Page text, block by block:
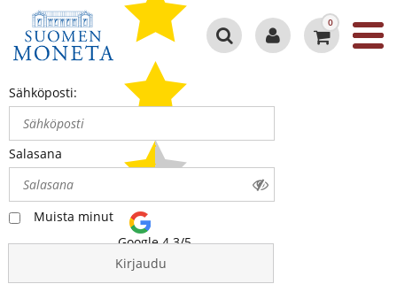
Google 4.3/5
0
Sähköposti:
Salasana
Muista minut
Kirjaudu